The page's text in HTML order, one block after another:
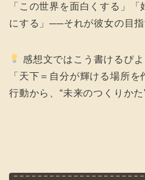
「この世界を面白くする」
にする」──それが彼女の目指
感想文ではこう書けるぴよ
「天下＝自分が輝ける場所
行動から、“未来のつくりか